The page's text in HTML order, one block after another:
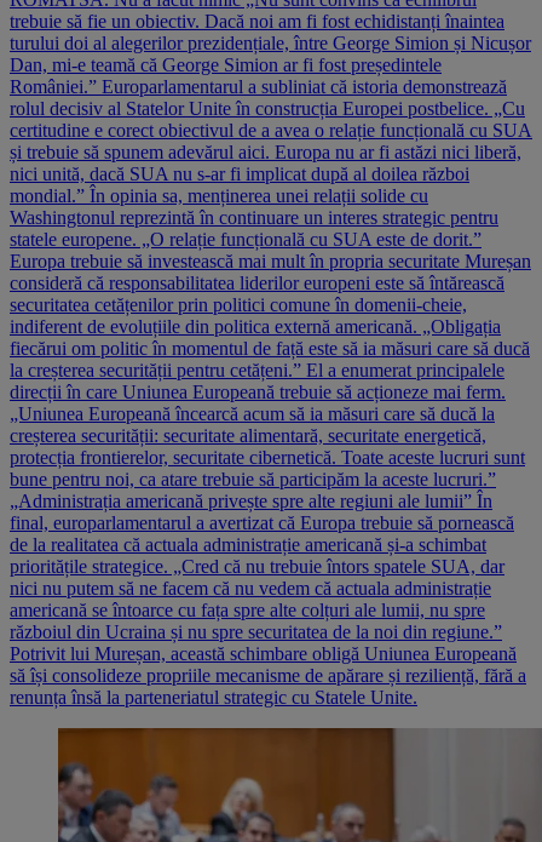
trebuie să fie un obiectiv. Dacă noi am fi fost echidistanți înaintea
turului doi al alegerilor prezidențiale, între George Simion și Nicușor
Dan, mi-e teamă că George Simion ar fi fost președintele
României.” Europarlamentarul a subliniat că istoria demonstrează
rolul decisiv al Statelor Unite în construcția Europei postbelice. „Cu
certitudine e corect obiectivul de a avea o relație funcțională cu SUA
și trebuie să spunem adevărul aici. Europa nu ar fi astăzi nici liberă,
nici unită, dacă SUA nu s-ar fi implicat după al doilea război
mondial.” În opinia sa, menținerea unei relații solide cu
Washingtonul reprezintă în continuare un interes strategic pentru
statele europene. „O relație funcțională cu SUA este de dorit.”
Europa trebuie să investească mai mult în propria securitate Mureșan
consideră că responsabilitatea liderilor europeni este să întărească
securitatea cetățenilor prin politici comune în domenii-cheie,
indiferent de evoluțiile din politica externă americană. „Obligația
fiecărui om politic în momentul de față este să ia măsuri care să ducă
la creșterea securității pentru cetățeni.” El a enumerat principalele
direcții în care Uniunea Europeană trebuie să acționeze mai ferm.
„Uniunea Europeană încearcă acum să ia măsuri care să ducă la
creșterea securității: securitate alimentară, securitate energetică,
protecția frontierelor, securitate cibernetică. Toate aceste lucruri sunt
bune pentru noi, ca atare trebuie să participăm la aceste lucruri.”
„Administrația americană privește spre alte regiuni ale lumii” În
final, europarlamentarul a avertizat că Europa trebuie să pornească
de la realitatea că actuala administrație americană și-a schimbat
prioritățile strategice. „Cred că nu trebuie întors spatele SUA, dar
nici nu putem să ne facem că nu vedem că actuala administrație
americană se întoarce cu fața spre alte colțuri ale lumii, nu spre
războiul din Ucraina și nu spre securitatea de la noi din regiune.”
Potrivit lui Mureșan, această schimbare obligă Uniunea Europeană
să își consolideze propriile mecanisme de apărare și reziliență, fără a
renunța însă la parteneriatul strategic cu Statele Unite.